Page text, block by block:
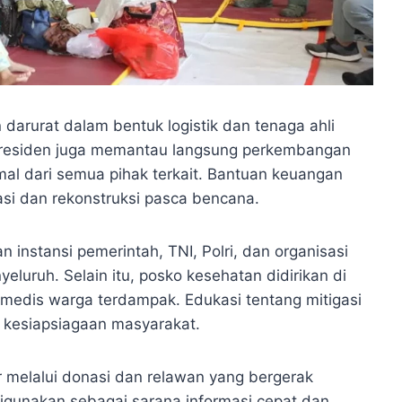
dalam bentuk logistik dan tenaga ahli
juga memantau langsung perkembangan
dari semua pihak terkait. Bantuan keuangan
dan rekonstruksi pasca bencana.
instansi pemerintah, TNI, Polri, dan organisasi
Selain itu, posko kesehatan didirikan di
warga terdampak. Edukasi tentang mitigasi
masyarakat.
donasi dan relawan yang bergerak